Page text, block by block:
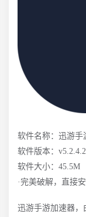
软件名称：迅游手
软件版本：
软件大小：45.5M
·完美破解，直接
迅游手游加速器，